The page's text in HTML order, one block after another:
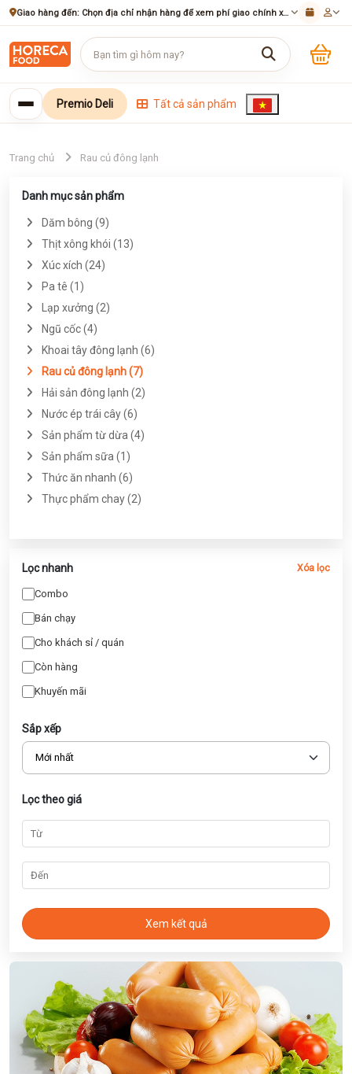
Giao hàng đến: Chọn địa chỉ nhận hàng để xem phí giao chính xác
Premio Deli Tất cả sản phẩm
Trang chủ Rau củ đông lạnh
Danh mục sản phẩm
Dăm bông (9)
Thịt xông khói (13)
Xúc xích (24)
Pa tê (1)
Lạp xưởng (2)
Ngũ cốc (4)
Khoai tây đông lạnh (6)
Rau củ đông lạnh (7)
Hải sản đông lạnh (2)
Nước ép trái cây (6)
Sản phẩm từ dừa (4)
Sản phẩm sữa (1)
Thức ăn nhanh (6)
Thực phẩm chay (2)
Lọc nhanh Xóa lọc
Combo
Bán chạy
Cho khách sỉ / quán
Còn hàng
Khuyến mãi
Sắp xếp
Lọc theo giá
Xem kết quả